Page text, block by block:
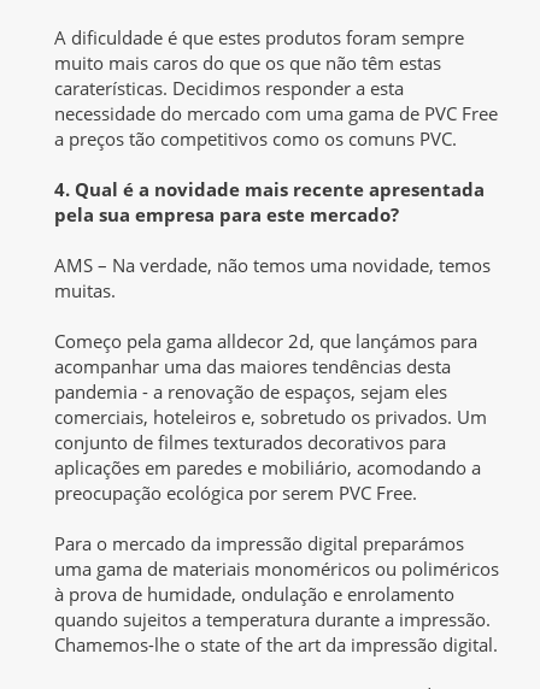
A dificuldade é que estes produtos foram sempre
muito mais caros do que os que não têm estas
caraterísticas. Decidimos responder a esta
necessidade do mercado com uma gama de PVC Free
a preços tão competitivos como os comuns PVC.
4. Qual é a novidade mais recente apresentada
pela sua empresa para este mercado?
AMS – Na verdade, não temos uma novidade, temos
muitas.
Começo pela gama alldecor 2d, que lançámos para
acompanhar uma das maiores tendências desta
pandemia - a renovação de espaços, sejam eles
comerciais, hoteleiros e, sobretudo os privados. Um
conjunto de filmes texturados decorativos para
aplicações em paredes e mobiliário, acomodando a
preocupação ecológica por serem PVC Free.
Para o mercado da impressão digital preparámos
uma gama de materiais monoméricos ou poliméricos
à prova de humidade, ondulação e enrolamento
quando sujeitos a temperatura durante a impressão.
Chamemos-lhe o state of the art da impressão digital.